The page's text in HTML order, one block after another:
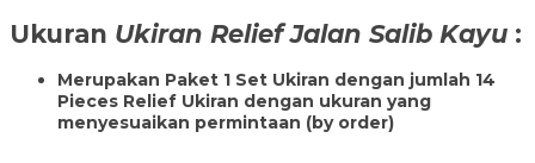
Ukuran Ukiran Relief Jalan Salib Kayu :
Merupakan Paket 1 Set Ukiran dengan jumlah 14
Pieces Relief Ukiran dengan ukuran yang
menyesuaikan permintaan (by order)